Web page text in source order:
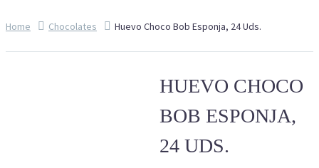
Home Chocolates Huevo Choco Bob Esponja, 24 Uds.
HUEVO CHOCO
BOB ESPONJA,
24 UDS.